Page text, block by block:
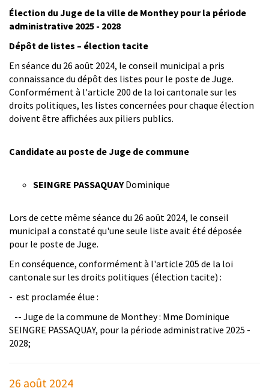
Élection du Juge de la ville de Monthey pour la période
administrative 2025 - 2028
Dépôt de listes – élection tacite
En séance du 26 août 2024, le conseil municipal a pris
connaissance du dépôt des listes pour le poste de Juge.
Conformément à l'article 200 de la loi cantonale sur les
droits politiques, les listes concernées pour chaque élection
doivent être affichées aux piliers publics.
Candidate au poste de Juge de commune
SEINGRE PASSAQUAYDominique
Lors de cette même séance du 26 août 2024, le conseil
municipal a constaté qu'une seule liste avait été déposée
pour le poste de Juge.
En conséquence, conformément à l'article 205 de la loi
cantonale sur les droits politiques (élection tacite) :
- est proclamée élue :
-- Juge de la commune de Monthey : Mme Dominique
SEINGRE PASSAQUAY, pour la période administrative 2025 -
2028;
26 août 2024